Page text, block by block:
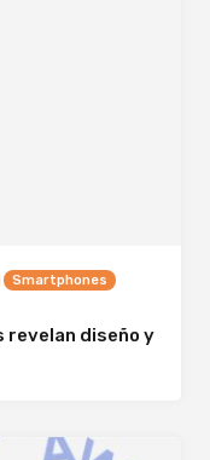
Smartphones
revelan diseño y